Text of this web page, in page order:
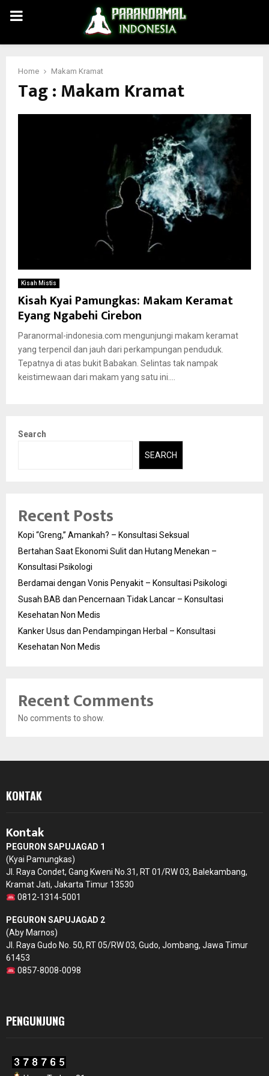
PRIMARY
MENU
Home Makam Kramat
Tag : Makam Kramat
Kisah Mistis
Kisah Kyai Pamungkas: Makam Keramat
Eyang Ngabehi Cirebon
Paranormal-indonesia.com mengunjungi makam keramat
yang terpencil dan jauh dari perkampungan penduduk.
Tepatnya di atas bukit Babakan. Selintas tak nampak
keistimewaan dari makam yang satu ini....
Search
SEARCH
Recent Posts
Kopi “Greng,” Amankah? – Konsultasi Seksual
Bertahan Saat Ekonomi Sulit dan Hutang Menekan –
Konsultasi Psikologi
Berdamai dengan Vonis Penyakit – Konsultasi Psikologi
Susah BAB dan Pencernaan Tidak Lancar – Konsultasi
Kesehatan Non Medis
Kanker Usus dan Pendampingan Herbal – Konsultasi
Kesehatan Non Medis
Recent Comments
No comments to show.
KONTAK
Kontak
PEGURON SAPUJAGAD 1
(Kyai Pamungkas)
Jl. Raya Condet, Gang Kweni No.31, RT 01/RW 03, Balekambang,
Kramat Jati, Jakarta Timur 13530
0812-1314-5001
PEGURON SAPUJAGAD 2
(Aby Marnos)
Jl. Raya Gudo No. 50, RT 05/RW 03, Gudo, Jombang, Jawa Timur
61453
0857-8008-0098
PENGUNJUNG